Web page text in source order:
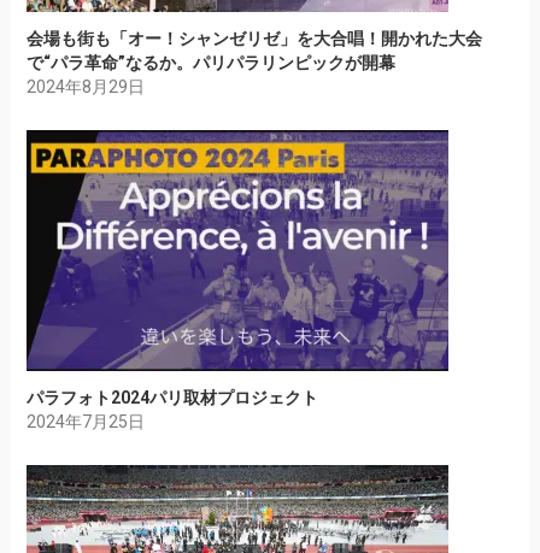
会場も街も「オー！シャンゼリゼ」を大合唱！開かれた大会
で“パラ革命”なるか。パリパラリンピックが開幕
2024年8月29日
パラフォト2024パリ取材プロジェクト
2024年7月25日